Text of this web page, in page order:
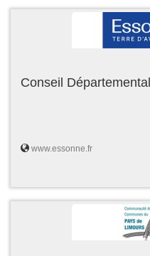
Conseil
www.essonne.fr